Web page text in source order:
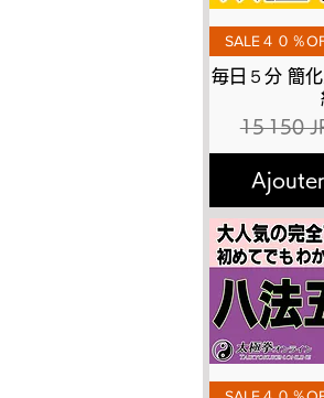
SALE４０％
毎日５分 簡
Prix
15 150